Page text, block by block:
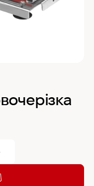
піч Cook Master 6
піч газова iCombi